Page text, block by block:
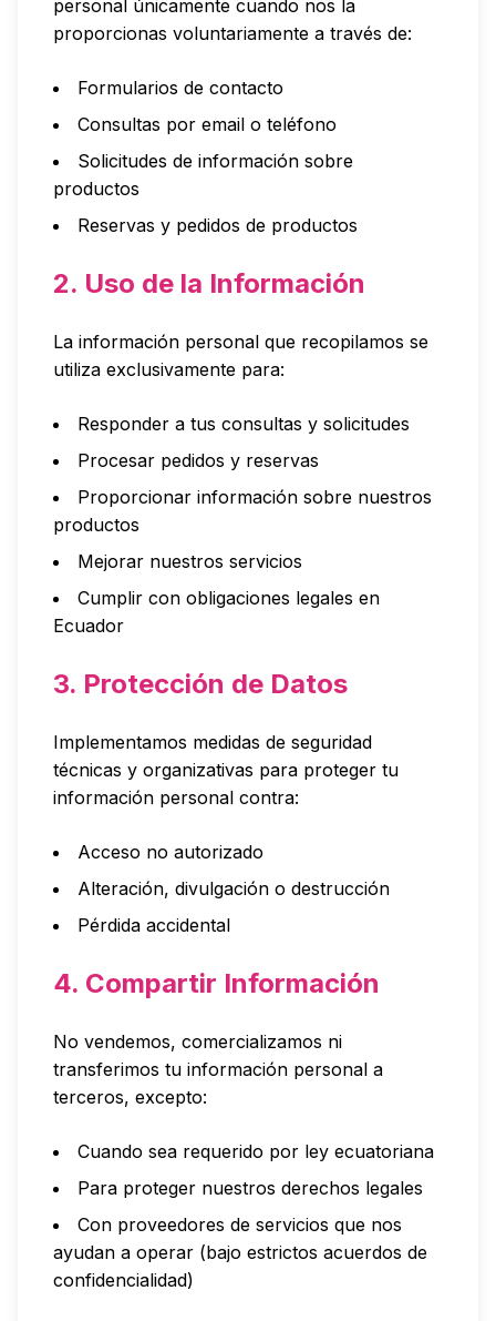
personal únicamente cuando nos la
proporcionas voluntariamente a través de:
Formularios de contacto
Consultas por email o teléfono
Solicitudes de información sobre
productos
Reservas y pedidos de productos
2. Uso de la Información
La información personal que recopilamos se
utiliza exclusivamente para:
Responder a tus consultas y solicitudes
Procesar pedidos y reservas
Proporcionar información sobre nuestros
productos
Mejorar nuestros servicios
Cumplir con obligaciones legales en
Ecuador
3. Protección de Datos
Implementamos medidas de seguridad
técnicas y organizativas para proteger tu
información personal contra:
Acceso no autorizado
Alteración, divulgación o destrucción
Pérdida accidental
4. Compartir Información
No vendemos, comercializamos ni
transferimos tu información personal a
terceros, excepto:
Cuando sea requerido por ley ecuatoriana
Para proteger nuestros derechos legales
Con proveedores de servicios que nos
ayudan a operar (bajo estrictos acuerdos de
confidencialidad)